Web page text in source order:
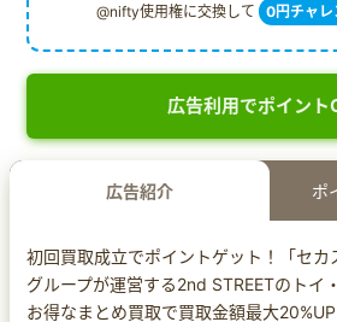
@nifty使用権に交換して 0円チャレ
広告利用でポイント
広告紹介 ポ
初回買取成立でポイントゲット！「セカ
グループが運営する2nd STREETのトイ
お得なまとめ買取で買取金額最大